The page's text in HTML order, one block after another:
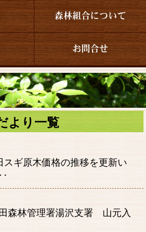
森林組合について
お問合せ
より一覧
スギ原木価格の推移を更新い
森林管理署湯沢支署 山元入